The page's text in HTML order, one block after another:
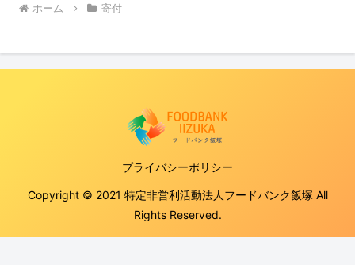
ホーム 寄付
プライバシーポリシー
Copyright © 2021 特定非営利活動法人フードバンク飯塚 All
Rights Reserved.